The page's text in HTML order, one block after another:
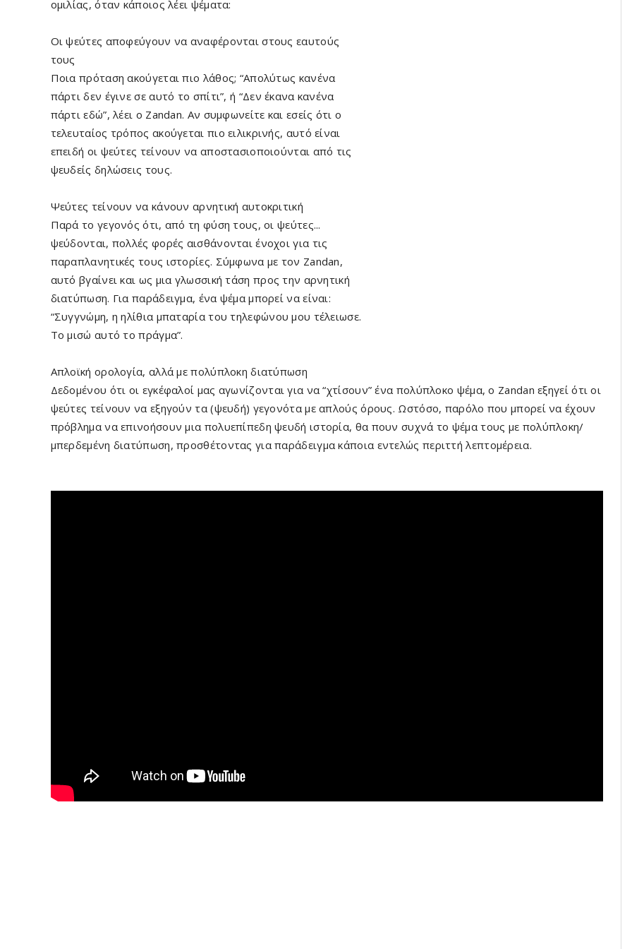
ομιλίας, όταν κάποιος λέει ψέματα:
Οι ψεύτες αποφεύγουν να αναφέρονται στους εαυτούς
τους
Ποια πρόταση ακούγεται πιο λάθος; “Απολύτως κανένα
πάρτι δεν έγινε σε αυτό το σπίτι”, ή “Δεν έκανα κανένα
πάρτι εδώ”, λέει ο Zandan. Αν συμφωνείτε και εσείς ότι ο
τελευταίος τρόπος ακούγεται πιο ειλικρινής, αυτό είναι
επειδή οι ψεύτες τείνουν να αποστασιοποιούνται από τις
ψευδείς δηλώσεις τους.
Ψεύτες τείνουν να κάνουν αρνητική αυτοκριτική
Παρά το γεγονός ότι, από τη φύση τους, οι ψεύτες...
ψεύδονται, πολλές φορές αισθάνονται ένοχοι για τις
παραπλανητικές τους ιστορίες. Σύμφωνα με τον Zandan,
αυτό βγαίνει και ως μια γλωσσική τάση προς την αρνητική
διατύπωση. Για παράδειγμα, ένα ψέμα μπορεί να είναι:
“Συγγνώμη, η ηλίθια μπαταρία του τηλεφώνου μου τέλειωσε.
Το μισώ αυτό το πράγμα”.
Απλοϊκή ορολογία, αλλά με πολύπλοκη διατύπωση
Δεδομένου ότι οι εγκέφαλοί μας αγωνίζονται για να “χτίσουν” ένα πολύπλοκο ψέμα, ο Zandan εξηγεί ότι οι
ψεύτες τείνουν να εξηγούν τα (ψευδή) γεγονότα με απλούς όρους. Ωστόσο, παρόλο που μπορεί να έχουν
πρόβλημα να επινοήσουν μια πολυεπίπεδη ψευδή ιστορία, θα πουν συχνά το ψέμα τους με πολύπλοκη/
μπερδεμένη διατύπωση, προσθέτοντας για παράδειγμα κάποια εντελώς περιττή λεπτομέρεια.